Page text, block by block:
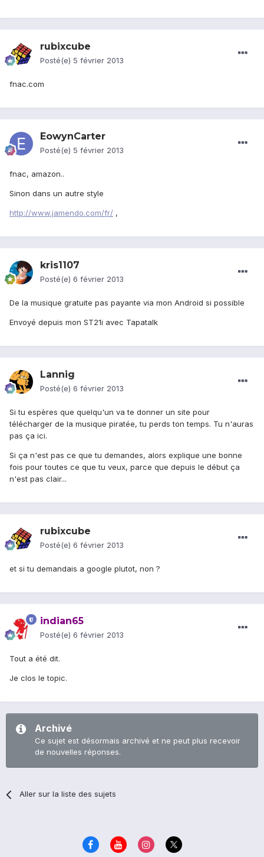
rubixcube
Posté(e) 5 février 2013
fnac.com
EowynCarter
Posté(e) 5 février 2013
fnac, amazon..
Sinon dans un autre style
http://www.jamendo.com/fr/ ,
kris1107
Posté(e) 6 février 2013
De la musique gratuite pas payante via mon Android si possible
Envoyé depuis mon ST21i avec Tapatalk
Lannig
Posté(e) 6 février 2013
Si tu espères que quelqu'un va te donner un site pour
télécharger de la musique piratée, tu perds ton temps. Tu n'auras
pas ça ici.
Si ça n'est pas ce que tu demandes, alors explique une bonne
fois pour toutes ce que tu veux, parce que depuis le début ça
n'est pas clair...
rubixcube
Posté(e) 6 février 2013
et si tu demandais a google plutot, non ?
indian65
Posté(e) 6 février 2013
Tout a été dit.
Je clos le topic.
Archivé
Ce sujet est désormais archivé et ne peut plus recevoir
de nouvelles réponses.
Aller sur la liste des sujets